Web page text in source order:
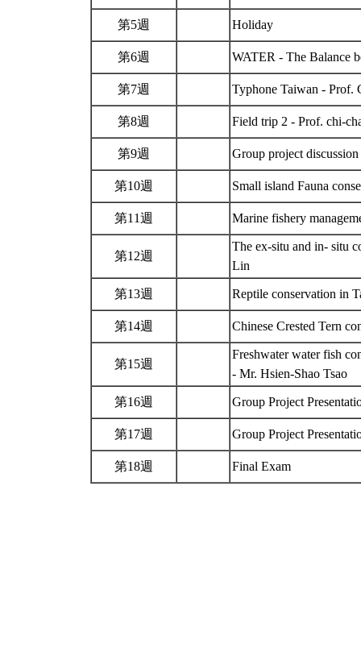
第5週 Holiday
第6週 WATER - The Balance
第7週 Typhone Taiwan - Prof.
第8週 Field trip 2 - Prof. chi-
第9週 Group project
第10週 Small island Fauna
第11週 Marine fishery
第12週
The ex-situ and in- situ
Lin
第13週 Reptile conservation in
第14週 Chinese Crested Tern
第15週
Freshwater water fish
- Mr. Hsien-Shao Tsao
第16週 Group Project
第17週 Group Project
第18週 Final Exam